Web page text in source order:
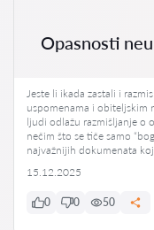
Opasnosti
Jeste li ikada zastali i
uspomenama i obiteljskim
ljudi odlažu razmišljanje o
nečim što se tiče samo
najvažnijih dokumenata
15.12.2025
0 0 50